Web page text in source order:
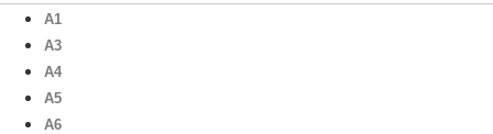
A1
A3
A4
A5
A6